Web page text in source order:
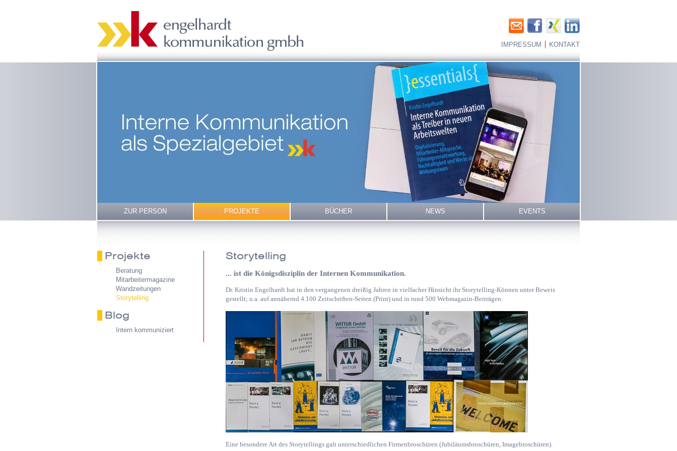
KONTAKT
IMPRESSUM
ZUR PERSON PROJEKTE BÜCHER NEWS EVENTS
Projekte
Beratung
Mitarbeitermagazine
Wandzeitungen
Storytelling
Blog
Intern kommuniziert
Storytelling
... ist die Königsdisziplin der Internen Kommunikation.
Dr. Kristin Engelhardt hat in den vergangenen dreißig Jahren in vielfacher Hinsicht ihr Storytelling-Können unter Beweis
gestellt; u.a. auf annähernd 4.100 Zeitschriften-Seiten (Print) und in rund 500 Webmagazin-Beiträgen.
Eine besondere Art des Storytellings galt unterschiedlichen Firmenbroschüren (Jubiläumsbroschüren, Imagebroschüren).